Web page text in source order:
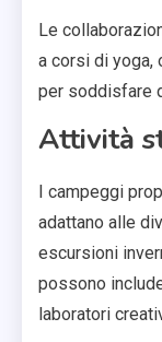
Le
a corsi di yoga,
per soddisfare
Attività
I campeggi
adattano alle
escursioni
possono
laboratori